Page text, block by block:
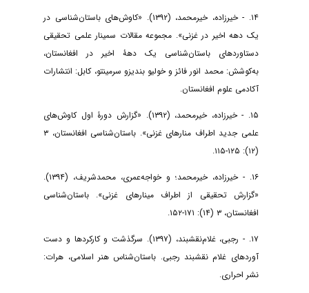
۱۴. - خیرزاده، خیرمحمد، (۱۳۹۲). «کاوش‌های باستان‌شناسی در
یک دهه اخیر در غزنی». مجموعه مقالات سمینار علمی تحقیقی
دستاوردهای باستان‌شناسی یک دهۀ اخیر در افغانستان،
به‌کوشش: محمد انور فائز و خولیو بندیزو سرمینتو، کابل: انتشارات
آکادمی علوم افغانستان.
۱۵. - خیرزاده، خیرمحمد، (۱۳۹۲). «گزارش دورۀ اول کاوش‌های
علمی جدید اطراف منار‌های غزنی». باستان‌شناسی افغانستان، ۳
۱۶. - خیرزاده، خیرمحمد؛ و خواجه‌عمری، محمدشریف، (۱۳۹۴).
«گزارش تحقیقی از اطراف مینارهای غزنی». باستان‌شناسی
افغانستان، ۳ (۱۴): ۱۷۱-۱۵۲.
۱۷. - رجبی، غلام‌نقشبند، (۱۳۹۷). سرگذشت و کارکردها و دست
آوردهای غلام نقشبند رجبی. باستان‌شناس هنر اسلامی، هرات:
نشر احراری.